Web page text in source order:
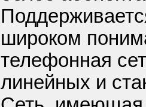
широком
телефонная
линейных и